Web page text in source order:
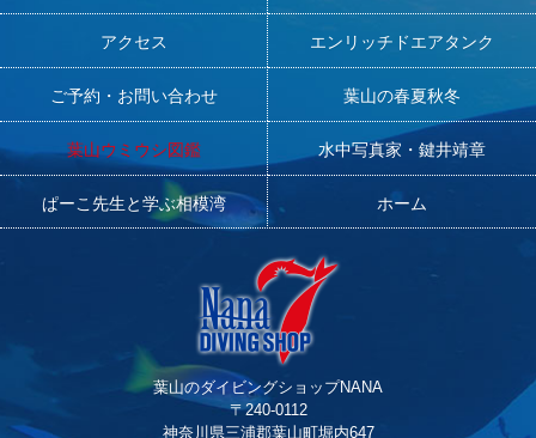
アクセス エンリッチドエアタンク
ご予約・お問い合わせ 葉山の春夏秋冬
葉山ウミウシ図鑑 水中写真家・鍵井靖章
ぱーこ先生と学ぶ相模湾 ホーム
葉山のダイビングショップNANA
〒240-0112
神奈川県三浦郡葉山町堀内647